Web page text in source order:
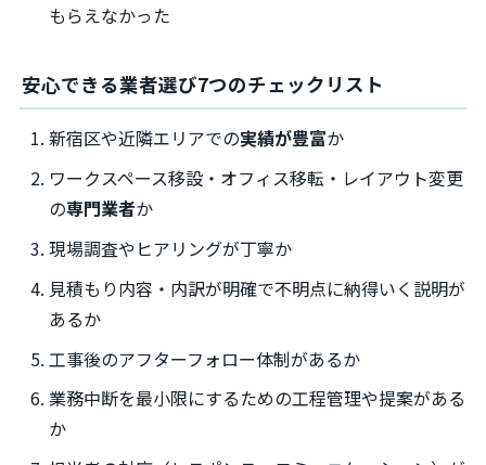
もらえなかった
安心できる業者選び7つのチェックリスト
新宿区や近隣エリアでの実績が豊富か
ワークスペース移設・オフィス移転・レイアウト変更
の専門業者か
現場調査やヒアリングが丁寧か
見積もり内容・内訳が明確で不明点に納得いく説明が
あるか
工事後のアフターフォロー体制があるか
業務中断を最小限にするための工程管理や提案がある
か